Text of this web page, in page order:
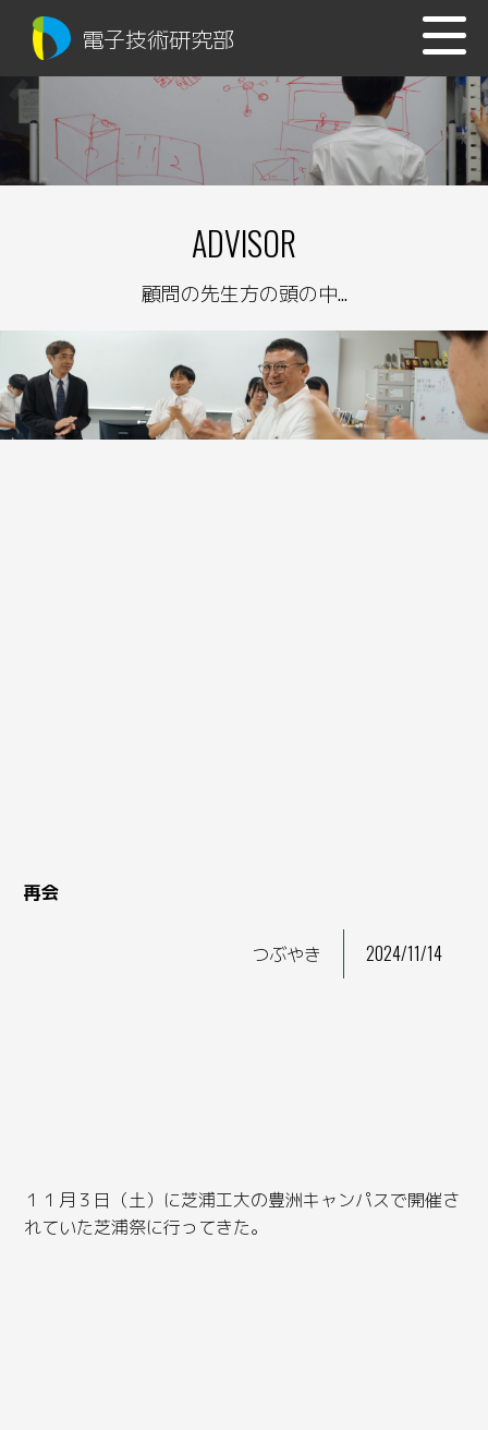
電子技術研究部
ADVISOR
顧問の先生方の頭の中...
再会
つぶやき 2024/11/14
１１月３日（土）に芝浦工大の豊洲キャンパスで開催さ
れていた芝浦祭に行ってきた。